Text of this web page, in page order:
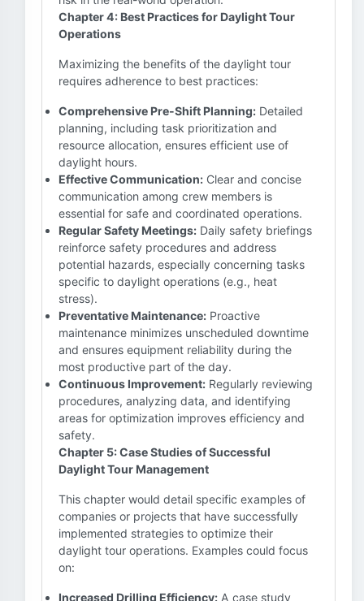
Chapter 4: Best Practices for Daylight Tour
Operations
Maximizing the benefits of the daylight tour
requires adherence to best practices:
Comprehensive Pre-Shift Planning: Detailed
planning, including task prioritization and
resource allocation, ensures efficient use of
daylight hours.
Effective Communication: Clear and concise
communication among crew members is
essential for safe and coordinated operations.
Regular Safety Meetings: Daily safety briefings
reinforce safety procedures and address
potential hazards, especially concerning tasks
specific to daylight operations (e.g., heat
stress).
Preventative Maintenance: Proactive
maintenance minimizes unscheduled downtime
and ensures equipment reliability during the
most productive part of the day.
Continuous Improvement: Regularly reviewing
procedures, analyzing data, and identifying
areas for optimization improves efficiency and
safety.
Chapter 5: Case Studies of Successful
Daylight Tour Management
This chapter would detail specific examples of
companies or projects that have successfully
implemented strategies to optimize their
daylight tour operations. Examples could focus
on:
Increased Drilling Efficiency: A case study